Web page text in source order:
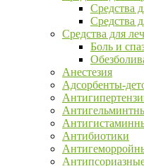
Средства
Средства
Средства для
Боль и
Анестезия
Адсорбенты-
Антибиотики